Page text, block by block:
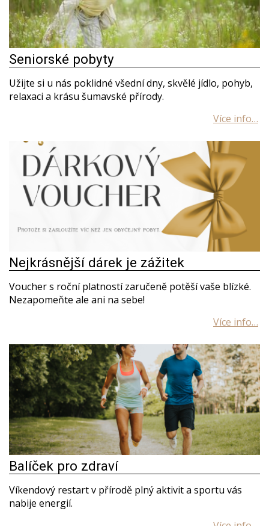
Seniorské pobyty
Užijte si u nás poklidné všední dny, skvělé jídlo, pohyb,
relaxaci a krásu šumavské přírody.
Nejkrásnější dárek je zážitek
Voucher s roční platností zaručeně potěší vaše blízké.
Nezapomeňte ale ani na sebe!
Balíček pro zdraví
Víkendový restart v přírodě plný aktivit a sportu vás
nabije energií.